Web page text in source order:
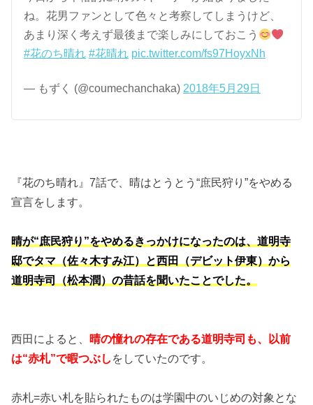
ね。花男ファンとして色々と考察してしまうけど、
あまり深く考えず最後まで楽しみにしておこう
#花のち晴れ #花晴れ pic.twitter.com/fs97HoyxNh
— もずく (@coumechanchaka) 2018年5月29日
『花のち晴れ』7話で、晴はとうとう“庶民狩り”をやめる
宣言をします。
晴が“庶民狩り”をやめるきっかけになったのは、道明寺
邸でタマ（佐々木すみ江）と西田（デビット伊東）から
道明寺司（松本潤）の昔話を聞いたことでした。
西田によると、晴の憧れの存在である道明寺司も、以前
は“赤札”で暇つぶし をしていたのです。
赤札=赤い札を貼られたものは学園中のいじめの対象とな